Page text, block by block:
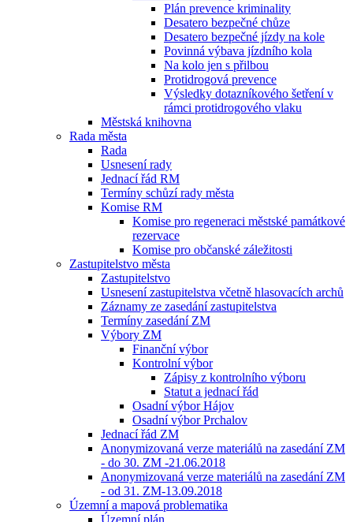
Plán prevence kriminality
Desatero bezpečné chůze
Desatero bezpečné jízdy na kole
Povinná výbava jízdního kola
Na kolo jen s přilbou
Protidrogová prevence
Výsledky dotazníkového šetření v
rámci protidrogového vlaku
Městská knihovna
Rada města
Rada
Usnesení rady
Jednací řád RM
Termíny schůzí rady města
Komise RM
Komise pro regeneraci městské památkové
rezervace
Komise pro občanské záležitosti
Zastupitelstvo města
Zastupitelstvo
Usnesení zastupitelstva včetně hlasovacích archů
Záznamy ze zasedání zastupitelstva
Termíny zasedání ZM
Výbory ZM
Finanční výbor
Kontrolní výbor
Zápisy z kontrolního výboru
Statut a jednací řád
Osadní výbor Hájov
Osadní výbor Prchalov
Jednací řád ZM
Anonymizovaná verze materiálů na zasedání ZM
- do 30. ZM -21.06.2018
Anonymizovaná verze materiálů na zasedání ZM
- od 31. ZM-13.09.2018
Územní a mapová problematika
Územní plán